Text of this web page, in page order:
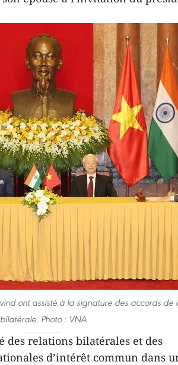
ont assisté à la signature des accords de
bilatérale. Photo : VNA
des relations bilatérales et des
d’intérêt commun dans